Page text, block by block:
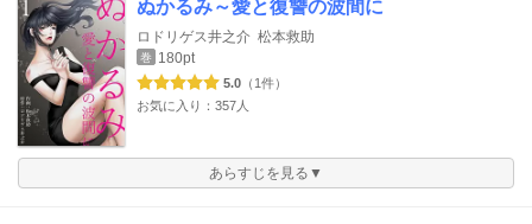
ぬかるみ～愛と復讐の波間に
ロドリゲス井之介 松本救助
巻 180pt
5.0 （1件）
お気に入り：357人
あらすじを見る▼